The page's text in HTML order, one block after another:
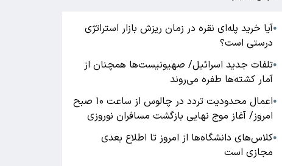
●آیا خرید پله‌ای نقره در زمان ریزش بازار استراتژی
درستی است؟
●تلفات جدید اسرائیل/ صهیونیست‌ها همچنان از
آمار کشته‌ها طفره می‌روند
●
اعمال محدودیت تردد در چالوس از ساعت ۱۰ صبح
امروز/ آغاز موج نهایی بازگشت مسافران نوروزی
●کلاس‌های دانشگاه‌ها از امروز تا اطلاع بعدی
مجازی است